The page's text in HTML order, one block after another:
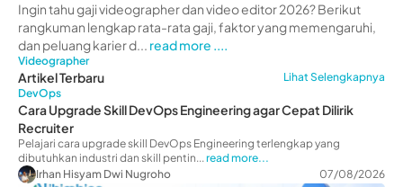
Terbaru
Ingin tahu gaji videographer dan video editor 2026? Berikut
rangkuman lengkap rata-rata gaji, faktor yang memengaruhi,
dan peluang karier d... read more ....
Videographer
Artikel Terbaru
Lihat Selengkapnya
DevOps
Cara Upgrade Skill DevOps Engineering agar Cepat Dilirik
Recruiter
Pelajari cara upgrade skill DevOps Engineering terlengkap yang
dibutuhkan industri dan skill pentin...read more...
Irhan Hisyam Dwi Nugroho
07/08/2026